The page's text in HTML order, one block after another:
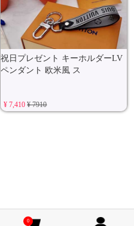
祝日プレゼント キーホルダーLV
ペンダント 欧米風 ス
¥ 7,410¥ 7910
0